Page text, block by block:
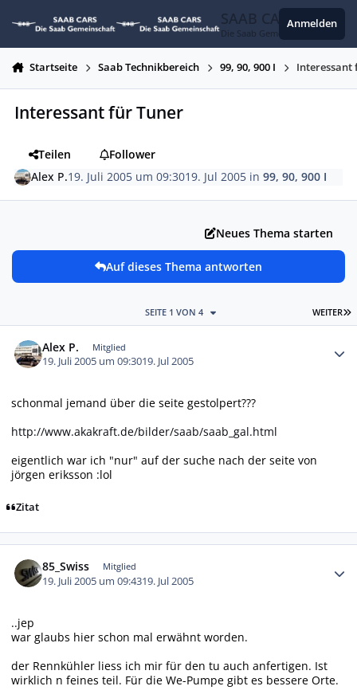
SAAB CARS
Die Saab Gemeinschaft
Anmelden
Startseite Saab Technikbereich 99, 90, 900 I Interessant
Interessant für Tuner
Teilen
Follower
Alex P.19. Juli 2005 um 09:3019. Jul 2005 in99, 90, 900 I
Neues Thema starten
Auf dieses Thema antworten
WEITER
SEITE 1 VON 4
Alex P. Mitglied
19. Juli 2005 um 09:3019. Jul 2005
schonmal jemand über die seite gestolpert???
http://www.akakraft.de/bilder/saab/saab_gal.html
eigentlich war ich "nur" auf der suche nach der seite von
jörgen eriksson :lol
Zitat
85_Swiss Mitglied
19. Juli 2005 um 09:4319. Jul 2005
..jep
war glaubs hier schon mal erwähnt worden.
der Rennkühler liess ich mir für den tu auch anfertigen. Ist
wirklich n feines teil. Für die We-Pumpe gibt es bessere Orte.